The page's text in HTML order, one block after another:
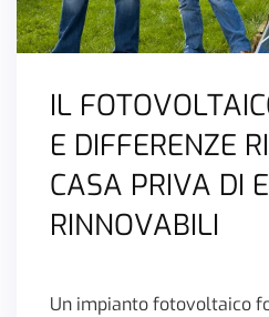
IL
E DIFFERENZE
CASA PRIVA DI
RINNOVABILI
Un impianto fotovoltaico